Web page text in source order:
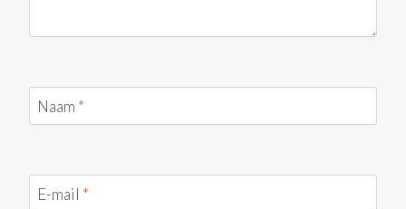
Naam *
E-mail *